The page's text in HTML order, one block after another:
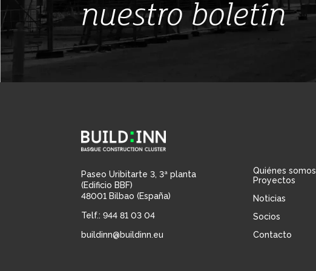
nuestro boletín
Paseo Uribitarte 3, 3ª planta
(Edificio BBF)
48001 Bilbao (España)
Telf.: 944 81 03 04
buildinn@buildinn.eu
Quiénes somos
Proyectos
Noticias
Socios
Contacto